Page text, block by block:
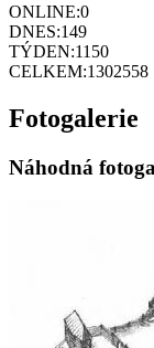
ONLINE:0
DNES:149
TÝDEN:1150
CELKEM:1302558
Fotogalerie
Náhodná